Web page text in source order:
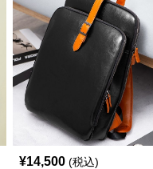
¥14,500 (税込)